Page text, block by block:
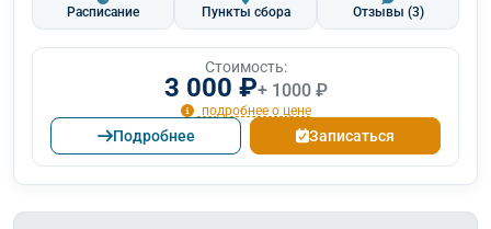
Расписание Пункты сбора Отзывы (3)
Стоимость:
3 000 ₽+ 1000 ₽
подробнее о цене
Подробнее Записаться